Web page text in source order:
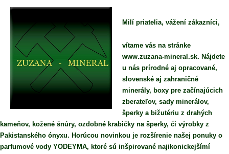
Milí priatelia, vážení zákazníci,
vítame vás na stránke
www.zuzana-mineral.sk. Nájdete
u nás prírodné aj opracované,
slovenské aj zahraničné
minerály, boxy pre začínajúcich
zberateľov, sady minerálov,
šperky a bižutériu z drahých
kameňov, kožené šnúry, ozdobné krabičky na šperky, či výrobky z
Pakistanského ónyxu. Horúcou novinkou je rozšírenie našej ponuky o
parfumové vody YODEYMA, ktoré sú inšpirované najikonickejšímí